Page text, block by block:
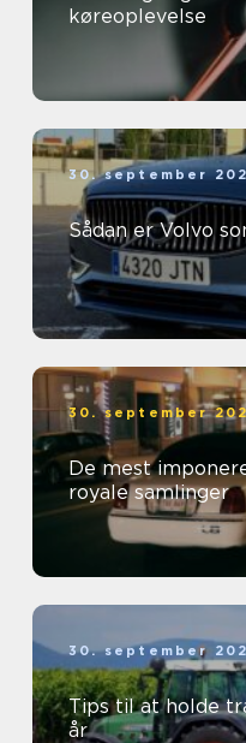
køreoplevelse
30. september
Sådan er Volvo
30. september
De mest
royale samlinger
30. september
Tips til at holde
år